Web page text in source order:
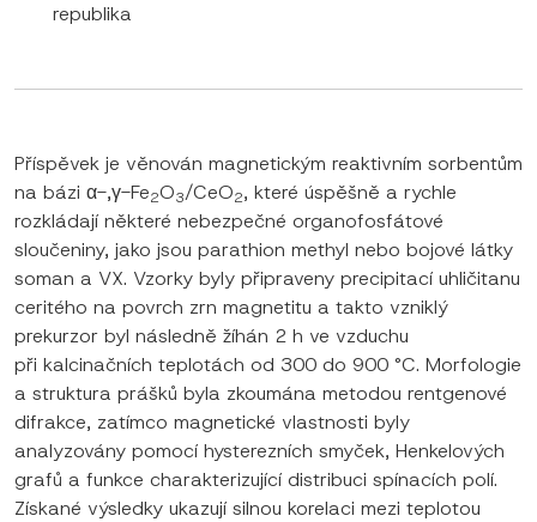
republika
Příspěvek je věnován magnetickým reaktivním sorbentům
na bázi α-,γ-Fe2O3/CeO2, které úspěšně a rychle
rozkládají některé nebezpečné organofosfátové
sloučeniny, jako jsou parathion methyl nebo bojové látky
soman a VX. Vzorky byly připraveny precipitací uhličitanu
ceritého na povrch zrn magnetitu a takto vzniklý
prekurzor byl následně žíhán 2 h ve vzduchu
při kalcinačních teplotách od 300 do 900 °C. Morfologie
a struktura prášků byla zkoumána metodou rentgenové
difrakce, zatímco magnetické vlastnosti byly
analyzovány pomocí hysterezních smyček, Henkelových
grafů a funkce charakterizující distribuci spínacích polí.
Získané výsledky ukazují silnou korelaci mezi teplotou